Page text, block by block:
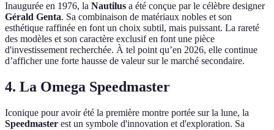
Inaugurée en 1976, la Nautilus a été conçue par le célèbre designer
Gérald Genta. Sa combinaison de matériaux nobles et son
esthétique raffinée en font un choix subtil, mais puissant. La rareté
des modèles et son caractère exclusif en font une pièce
d'investissement recherchée. À tel point qu’en 2026, elle continue
d’afficher une forte hausse de valeur sur le marché secondaire.
4. La Omega Speedmaster
Iconique pour avoir été la première montre portée sur la lune, la
Speedmaster est un symbole d'innovation et d'exploration. Sa